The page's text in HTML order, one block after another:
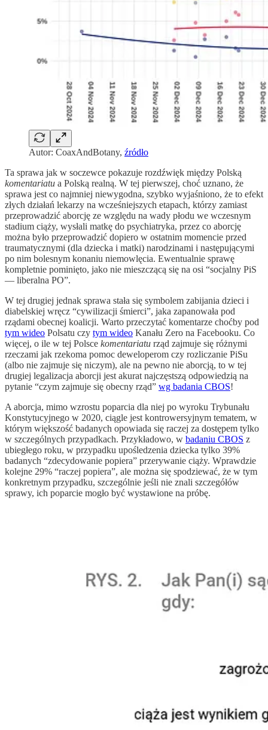
Autor: CoaxAndBotany, źródło
Ta sprawa jak w soczewce pokazuje rozdźwięk między Polską
komentariatu a Polską realną. W tej pierwszej, choć uznano, że
sprawa jest co najmniej niewygodna, szybko wyjaśniono, że to efekt
złych działań lekarzy na wcześniejszych etapach, którzy zamiast
przeprowadzić aborcję ze względu na wady płodu we wczesnym
stadium ciąży, wysłali matkę do psychiatryka, przez co aborcję
można było przeprowadzić dopiero w ostatnim momencie przed
traumatycznymi (dla dziecka i matki) narodzinami i następującymi
po nim bolesnym konaniu niemowlęcia. Ewentualnie sprawę
kompletnie pominięto, jako nie mieszczącą się na osi “socjalny PiS
— liberalna PO”.
W tej drugiej jednak sprawa stała się symbolem zabijania dzieci i
diabelskiej wręcz “cywilizacji śmierci”, jaka zapanowała pod
rządami obecnej koalicji. Warto przeczytać komentarze choćby pod
tym wideo Polsatu czy tym wideo Kanału Zero na Facebooku. Co
więcej, o ile w tej Polsce komentariatu rząd zajmuje się różnymi
rzeczami jak rzekoma pomoc deweloperom czy rozliczanie PiSu
(albo nie zajmuje się niczym), ale na pewno nie aborcją, to w tej
drugiej legalizacja aborcji jest akurat najczęstszą odpowiedzią na
pytanie “czym zajmuje się obecny rząd” wg badania CBOS!
A aborcja, mimo wzrostu poparcia dla niej po wyroku Trybunału
Konstytucyjnego w 2020, ciągle jest kontrowersyjnym tematem, w
którym większość badanych opowiada się raczej za dostępem tylko
w szczególnych przypadkach. Przykładowo, w badaniu CBOS z
ubiegłego roku, w przypadku upośledzenia dziecka tylko 39%
badanych “zdecydowanie popiera” przerywanie ciąży. Wprawdzie
kolejne 29% “raczej popiera”, ale można się spodziewać, że w tym
konkretnym przypadku, szczególnie jeśli nie znali szczegółów
sprawy, ich poparcie mogło być wystawione na próbę.